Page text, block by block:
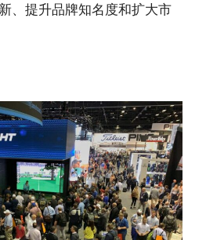
、提升品牌知名度和扩大市